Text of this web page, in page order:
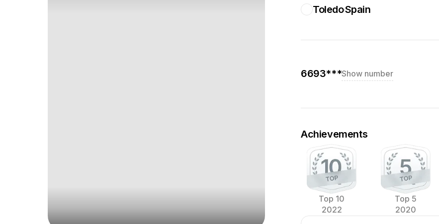
ToledoSpain
6693***Show number
Achievements
Top 10
2022
Top 5
2020